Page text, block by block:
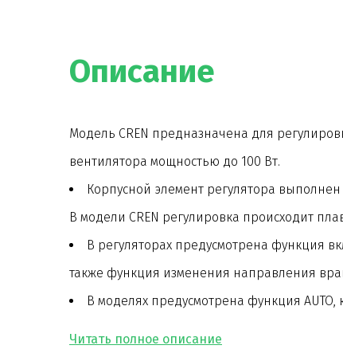
Описание
Модель CREN предназначена для
вентилятора мощностью до 100 Вт.
Корпусной элемент регулятора выполнен
В модели CREN регулировка происходит
В регуляторах предусмотрена функция
также функция изменения направления
В моделях предусмотрена функция